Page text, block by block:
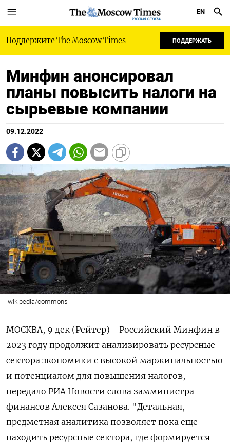
РУССКАЯ СЛУЖБА
EN
Поддержите The Moscow Times ПОДДЕРЖАТЬ
Минфин анонсировал
планы повысить налоги на
сырьевые компании
09.12.2022
wikipedia/commons
МОСКВА, 9 дек (Рейтер) - Российский Минфин в
2023 году продолжит анализировать ресурсные
сектора экономики с высокой маржинальностью
и потенциалом для повышения налогов,
передало РИА Новости слова замминистра
финансов Алексея Сазанова. "Детальная,
предметная аналитика позволяет пока еще
находить ресурсные сектора, где формируется